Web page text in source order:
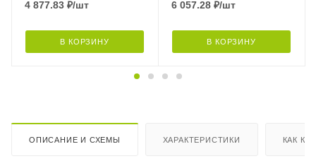
4 877.83 ₽/шт
В КОРЗИНУ
6 057.28 ₽/шт
В КОРЗИНУ
ОПИСАНИЕ И СХЕМЫ ХАРАКТЕРИСТИКИ КАК